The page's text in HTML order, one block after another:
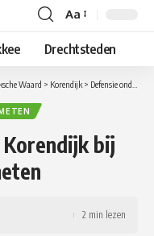
Lettergrootte
aanpassen
Aa
Drechtsteden
Waard > Korendijk > Defensie ondersteunt Korendijk bij calamiteiten Tiengemeten
bij
2 min lezen